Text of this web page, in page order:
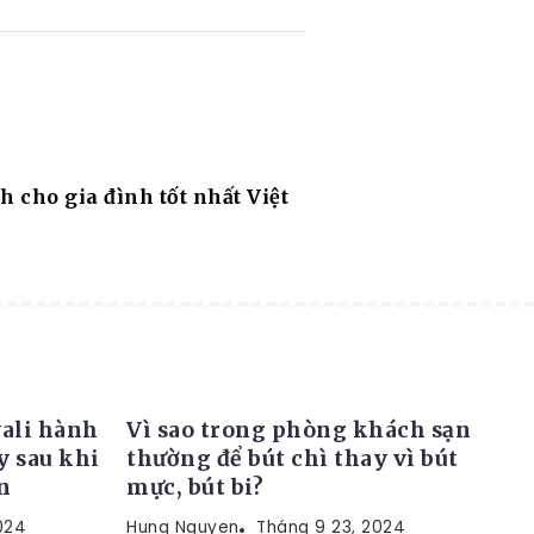
cho gia đình tốt nhất Việt
hành
sau khi
Vì sao trong phòng khách sạn
thường để bút chì thay vì bút
mực, bút bi?
Hung Nguyen Tháng 9 23, 2024